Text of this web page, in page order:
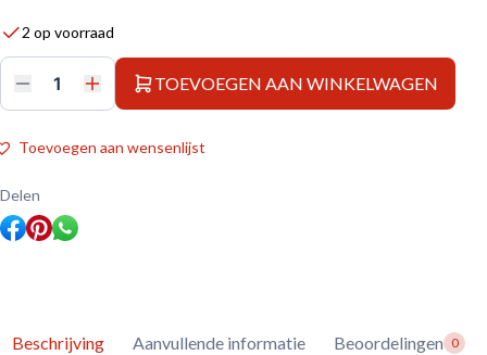
2 op voorraad
Squadron
Prints
8B
Harrier
USA
aantal
TOEVOEGEN AAN WINKELWAGEN
Toevoegen aan wensenlijst
Delen
Beschrijving Aanvullende informatie Beoordelingen 0